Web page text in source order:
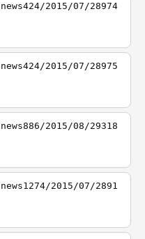
2015/07/28974
2015/07/28975
2015/08/29318
2015/07/2891